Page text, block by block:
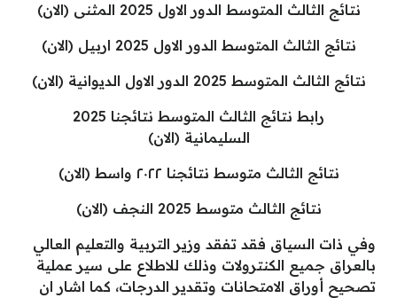
نتائج الثالث المتوسط الدور الاول 2025 المثنى (الان)
نتائج الثالث المتوسط الدور الاول 2025 اربيل (الان)
نتائج الثالث المتوسط 2025 الدور الاول الديوانية (الان)
رابط نتائج الثالث المتوسط نتائجنا 2025
السليمانية (الان)
نتائج الثالث متوسط نتائجنا ٢٠٢٢ واسط (الان)
نتائج الثالث متوسط 2025 النجف (الان)
وفي ذات السياق فقد تفقد وزير التربية والتعليم العالي
بالعراق جميع الكنترولات وذلك للاطلاع على سير عملية
تصحيح أوراق الامتحانات وتقدير الدرجات، كما اشار ان